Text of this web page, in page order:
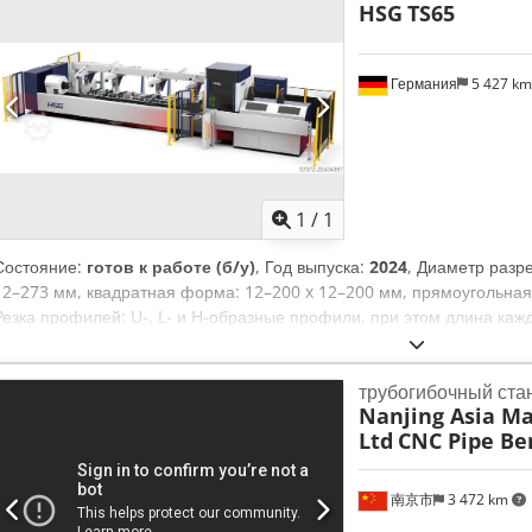
1 / 1
Германия 5 427 km
HSG TS65
готов к работе (б/у), Год выпуска: 2024, Диаметр
мм, квадратная форма: 12–200 x 12–200 мм,
профилей: U-, L- и H-образные профили, при этом длина
максимальный вес отдельной заготовки: 200 кг, длина остатка
длина ручной загрузки: 7100 мм, максимальное
перемещения: 120 м/мин, точность позиционирования: +/-0,03 мм/
устройством): 12 500 x 4700 x 2600 мм. Комплектация: лазерный
головка HSG, серводвигатель Rexroth/SANYO DENKI/Inovance,
направляющая, платформа станка HSG, автоматический
HSG X9000, программное обеспечение для оптимизации раскроя:
режущего газа MOOXEE/Lanny (6 кВт), водяной охладитель и
南京市 3 472 km
трубогибочный
Nanjing Asia
Ltd CNC Pipe